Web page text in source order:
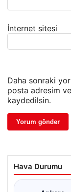
İnternet sitesi
Daha sonraki
posta adresim
kaydedilsin.
Hava Durumu